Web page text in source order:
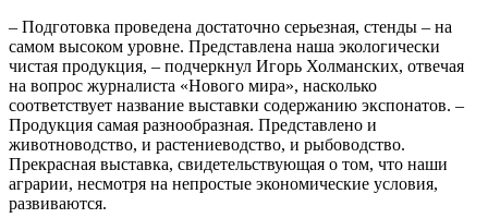
– Подготовка проведена достаточно серьезная, стенды – на
самом высоком уровне. Представлена наша экологически
чистая продукция, – подчеркнул Игорь Холманских, отвечая
на вопрос журналиста «Нового мира», насколько
соответствует название выставки содержанию экспонатов. –
Продукция самая разнообразная. Представлено и
животноводство, и растениеводство, и рыбоводство.
Прекрасная выставка, свидетельствующая о том, что наши
аграрии, несмотря на непростые экономические условия,
развиваются.